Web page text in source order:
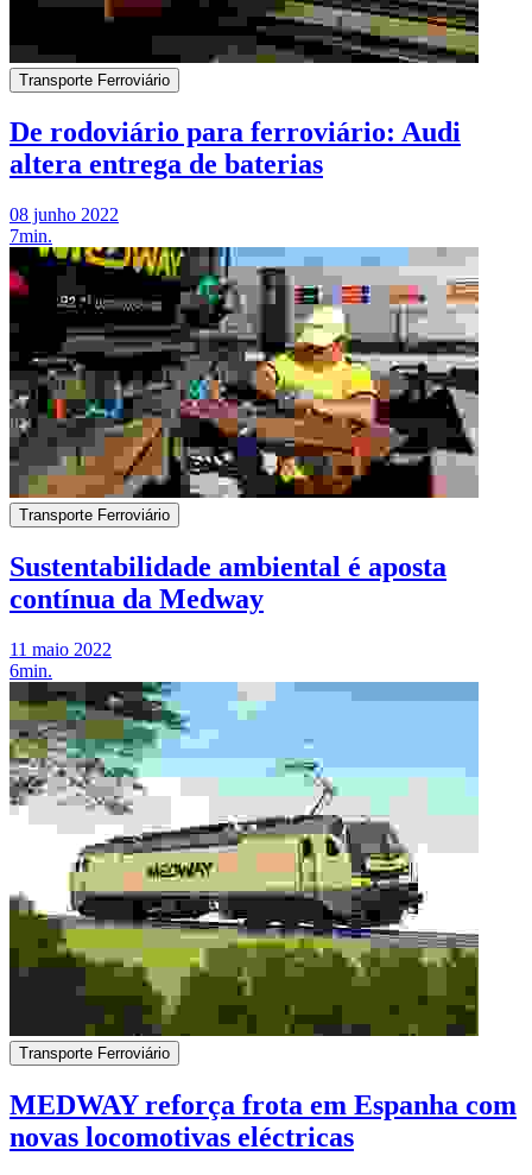
Transporte Ferroviário
De rodoviário para ferroviário: Audi
altera entrega de baterias
08 junho 2022
7min.
Transporte Ferroviário
Sustentabilidade ambiental é aposta
contínua da Medway
11 maio 2022
6min.
Transporte Ferroviário
MEDWAY reforça frota em Espanha com
novas locomotivas eléctricas